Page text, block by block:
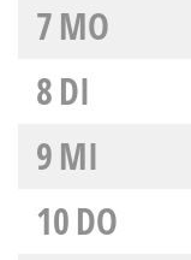
7MO
8DI
9MI
10DO